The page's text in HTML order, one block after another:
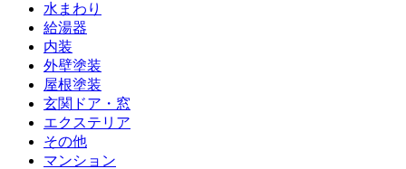
水まわり
給湯器
内装
外壁塗装
屋根塗装
玄関ドア・窓
エクステリア
その他
マンション